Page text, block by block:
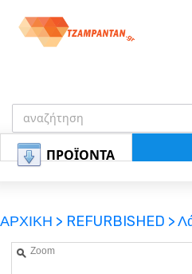
ΠΡΟΪΟΝΤΑ
ΑΡΧΙΚΗ > REFURBISHED >
Zoom